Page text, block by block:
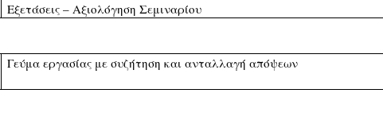
Εξετάσεις – Αξιολόγηση Σεμιναρίου
Γεύμα εργασίας με συζήτηση και ανταλλαγή απόψεων